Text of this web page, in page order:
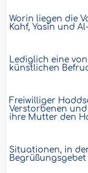
Worin liegen die
Kahf, Yasîn und
Lediglich eine
künstlichen
Freiwilliger
Verstorbenen
ihre Mutter den
Situationen, in